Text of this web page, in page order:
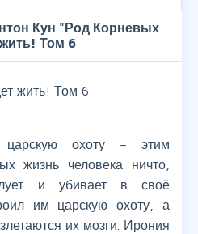
Кун "Род Корневых
Том 6
жить! Том 6
охоту – этим
жизнь человека ничто,
и убивает в своё
им царскую охоту, а
их мозги. Ирония